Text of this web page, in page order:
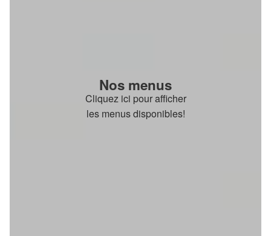
Nos menus
Cliquez ici pour afficher
les menus disponibles!